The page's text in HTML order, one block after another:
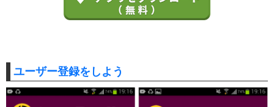
ユーザー登録をしよう